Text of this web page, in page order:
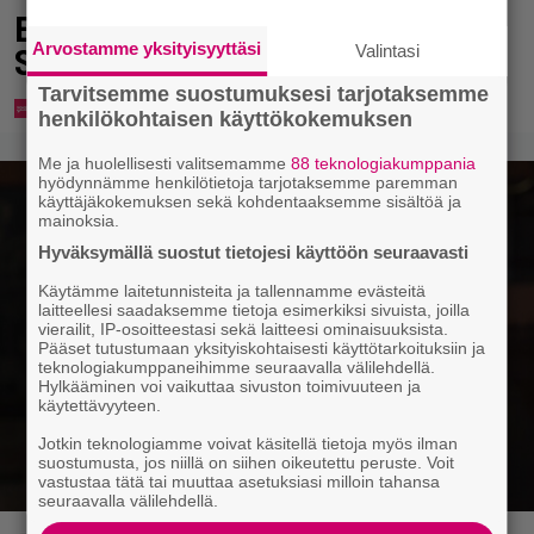
Eurojackpotista 80 000 euroa
Suomeen – tänne
Arvostamme yksityisyyttäsi Valintasi
Tarvitsemme suostumuksesi tarjotaksemme
henkilökohtaisen käyttökokemuksen
Me ja huolellisesti valitsemamme88 teknologiakumppania
hyödynnämme henkilötietoja tarjotaksemme paremman
käyttäjäkokemuksen sekä kohdentaaksemme sisältöä ja
mainoksia.
Hyväksymällä suostut tietojesi käyttöön seuraavasti
Käytämme laitetunnisteita ja tallennamme evästeitä
laitteellesi saadaksemme tietoja esimerkiksi sivuista, joilla
vierailit, IP-osoitteestasi sekä laitteesi ominaisuuksista.
Pääset tutustumaan yksityiskohtaisesti käyttötarkoituksiin ja
teknologiakumppaneihimme seuraavalla välilehdellä.
Hylkääminen voi vaikuttaa sivuston toimivuuteen ja
käytettävyyteen.
Jotkin teknologiamme voivat käsitellä tietoja myös ilman
suostumusta, jos niillä on siihen oikeutettu peruste. Voit
vastustaa tätä tai muuttaa asetuksiasi milloin tahansa
seuraavalla välilehdellä.